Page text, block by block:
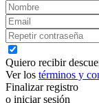
Quiero recibir
Ver los términos y
Finalizar registro
o iniciar sesión